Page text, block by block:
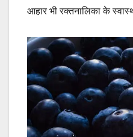
आहार भी रक्तनालिका के